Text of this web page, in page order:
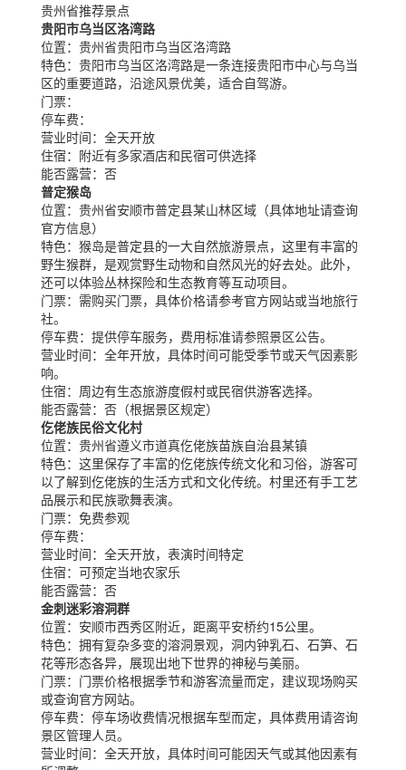
贵州省推荐景点
贵阳市乌当区洛湾路
位置： 贵州省贵阳市乌当区洛湾路
特色： 贵阳市乌当区洛湾路是一条连接贵阳市中心与乌当
区的重要道路，沿途风景优美，适合自驾游。
门票：
停车费：
营业时间： 全天开放
住宿： 附近有多家酒店和民宿可供选择
能否露营： 否
普定猴岛
位置： 贵州省安顺市普定县某山林区域（具体地址请查询
官方信息）
特色： 猴岛是普定县的一大自然旅游景点，这里有丰富的
野生猴群，是观赏野生动物和自然风光的好去处。此外，
还可以体验丛林探险和生态教育等互动项目。
门票： 需购买门票，具体价格请参考官方网站或当地旅行
社。
停车费： 提供停车服务，费用标准请参照景区公告。
营业时间： 全年开放，具体时间可能受季节或天气因素影
响。
住宿： 周边有生态旅游度假村或民宿供游客选择。
能否露营： 否（根据景区规定）
仡佬族民俗文化村
位置： 贵州省遵义市道真仡佬族苗族自治县某镇
特色： 这里保存了丰富的仡佬族传统文化和习俗，游客可
以了解到仡佬族的生活方式和文化传统。村里还有手工艺
品展示和民族歌舞表演。
门票： 免费参观
停车费：
营业时间： 全天开放，表演时间特定
住宿： 可预定当地农家乐
能否露营： 否
金刺迷彩溶洞群
位置： 安顺市西秀区附近，距离平安桥约15公里。
特色： 拥有复杂多变的溶洞景观，洞内钟乳石、石笋、石
花等形态各异，展现出地下世界的神秘与美丽。
门票： 门票价格根据季节和游客流量而定，建议现场购买
或查询官方网站。
停车费： 停车场收费情况根据车型而定，具体费用请咨询
景区管理人员。
营业时间： 全天开放，具体时间可能因天气或其他因素有